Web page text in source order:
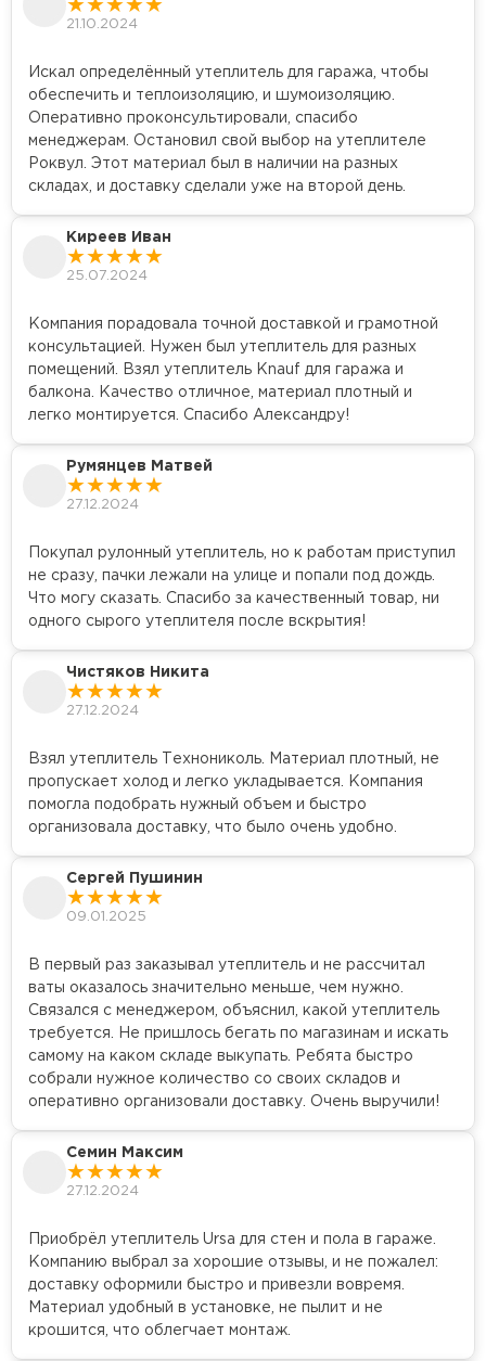
21.10.2024
Искал определённый утеплитель для гаража, чтобы
обеспечить и теплоизоляцию, и шумоизоляцию.
Оперативно проконсультировали, спасибо
менеджерам. Остановил свой выбор на утеплителе
Роквул. Этот материал был в наличии на разных
складах, и доставку сделали уже на второй день.
Киреев Иван
25.07.2024
Компания порадовала точной доставкой и грамотной
консультацией. Нужен был утеплитель для разных
помещений. Взял утеплитель Knauf для гаража и
балкона. Качество отличное, материал плотный и
легко монтируется. Спасибо Александру!
Румянцев Матвей
27.12.2024
Покупал рулонный утеплитель, но к работам приступил
не сразу, пачки лежали на улице и попали под дождь.
Что могу сказать. Спасибо за качественный товар, ни
одного сырого утеплителя после вскрытия!
Чистяков Никита
27.12.2024
Взял утеплитель Технониколь. Материал плотный, не
пропускает холод и легко укладывается. Компания
помогла подобрать нужный объем и быстро
организовала доставку, что было очень удобно.
Сергей Пушинин
09.01.2025
В первый раз заказывал утеплитель и не рассчитал
ваты оказалось значительно меньше, чем нужно.
Связался с менеджером, объяснил, какой утеплитель
требуется. Не пришлось бегать по магазинам и искать
самому на каком складе выкупать. Ребята быстро
собрали нужное количество со своих складов и
оперативно организовали доставку. Очень выручили!
Семин Максим
27.12.2024
Приобрёл утеплитель Ursa для стен и пола в гараже.
Компанию выбрал за хорошие отзывы, и не пожалел:
доставку оформили быстро и привезли вовремя.
Материал удобный в установке, не пылит и не
крошится, что облегчает монтаж.
Утеплитель Теплекс
Утеплитель Изомин
ПЕРЕЙТИ
Рулонная кровля Брит
Утеплитель Knauf
ПЕРЕЙТИ
Утеплитель Isoroc
Утеплитель Isover
Утеплитель Paroc
Утеплитель Penoplex
ПЕРЕЙТИ
ПЕРЕЙТИ
Утеплитель Технониколь
Утеплитель Ursa
Утеплитель Юматекс Термо